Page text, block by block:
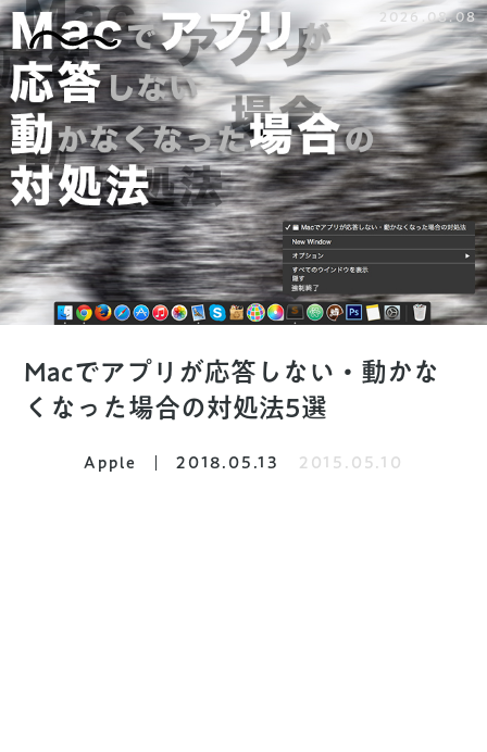
2026.08.08
Macでアプリが応答しない・動かな
くなった場合の対処法5選
Apple 2018.05.13 2015.05.10